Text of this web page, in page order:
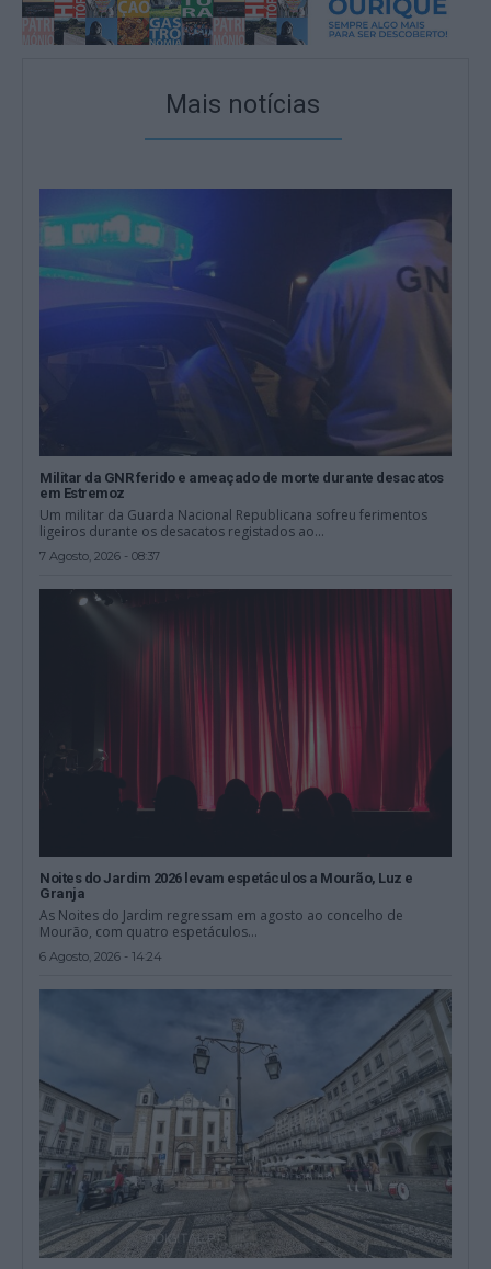
Mais notícias
Militar da GNR ferido e ameaçado de morte durante desacatos
em Estremoz
Um militar da Guarda Nacional Republicana sofreu ferimentos
ligeiros durante os desacatos registados ao...
7 Agosto, 2026 - 08:37
Noites do Jardim 2026 levam espetáculos a Mourão, Luz e
Granja
As Noites do Jardim regressam em agosto ao concelho de
Mourão, com quatro espetáculos...
6 Agosto, 2026 - 14:24